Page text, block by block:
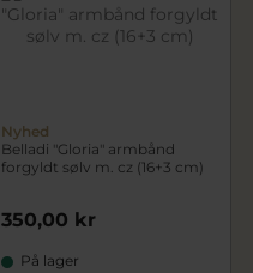
Nyhed
Belladi "Gloria" armbånd
forgyldt sølv m. cz (16+3 cm)
350,00 kr
På lager